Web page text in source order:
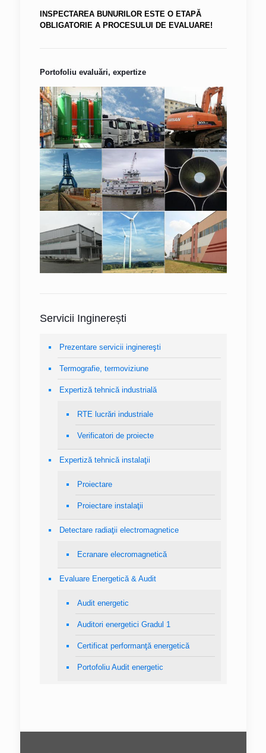
INSPECTAREA BUNURILOR ESTE O ETAPĂ
OBLIGATORIE A PROCESULUI DE EVALUARE!
Portofoliu evaluări, expertize
Servicii Inginerești
Prezentare servicii inginereşti
Termografie, termoviziune
Expertiză tehnică industrială
RTE lucrări industriale
Verificatori de proiecte
Expertiză tehnică instalaţii
Proiectare
Proiectare instalaţii
Detectare radiaţii electromagnetice
Ecranare elecromagnetică
Evaluare Energetică & Audit
Audit energetic
Auditori energetici Gradul 1
Certificat performanţă energetică
Portofoliu Audit energetic